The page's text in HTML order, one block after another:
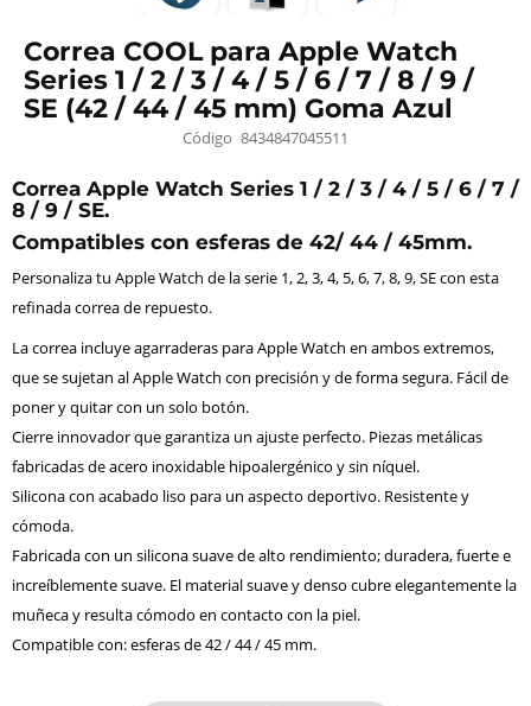
Correa COOL para Apple Watch
Series 1 / 2 / 3 / 4 / 5 / 6 / 7 / 8 / 9 /
SE (42 / 44 / 45 mm) Goma Azul
Código 8434847045511
Correa Apple Watch Series 1 / 2 / 3 / 4 / 5 / 6 / 7 /
8 / 9 / SE.
Compatibles con esferas de 42/ 44 / 45mm.
Personaliza tu Apple Watch de la serie 1, 2, 3, 4, 5, 6, 7, 8, 9, SE con esta
refinada correa de repuesto.
La correa incluye agarraderas para Apple Watch en ambos extremos,
que se sujetan al Apple Watch con precisión y de forma segura. Fácil de
poner y quitar con un solo botón.
Cierre innovador que garantiza un ajuste perfecto. Piezas metálicas
fabricadas de acero inoxidable hipoalergénico y sin níquel.
Silicona con acabado liso para un aspecto deportivo. Resistente y
cómoda.
Fabricada con un silicona suave de alto rendimiento; duradera, fuerte e
increíblemente suave. El material suave y denso cubre elegantemente la
muñeca y resulta cómodo en contacto con la piel.
Compatible con: esferas de 42 / 44 / 45 mm.